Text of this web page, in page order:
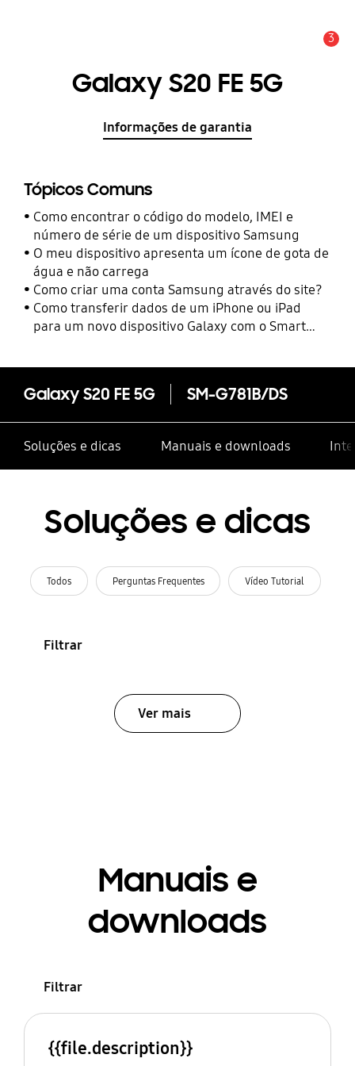
3
Galaxy S20 FE 5G
Informações de garantia
Tópicos Comuns
Como encontrar o código do modelo, IMEI e
número de série de um dispositivo Samsung
O meu dispositivo apresenta um ícone de gota de
água e não carrega
Como criar uma conta Samsung através do site?
Como transferir dados de um iPhone ou iPad
para um novo dispositivo Galaxy com o Smart
Galaxy S20 FE 5G SM-G781B/DS
Soluções e dicas Manuais e downloads
Soluções e dicas
Todos Perguntas Frequentes Vídeo Tutorial
Filtrar
Ver mais
Manuais e
downloads
Filtrar
{{file.description}}